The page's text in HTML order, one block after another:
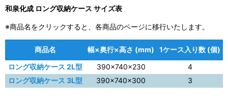
和泉化成 ロング収納ケース サイズ表
※商品名をクリックすると、各商品のページに移行いたします。
商品名 幅×奥行×高さ (mm)
1ケース入り数 (個)
ロング収納ケース 2L型
390×740×230
4
ロング収納ケース 3L型
390×740×300 3